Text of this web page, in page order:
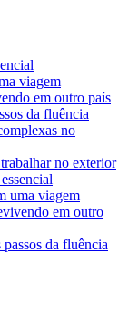
viagem
em outro país
da fluência
no
no exterior
uma viagem
em outro
da fluência